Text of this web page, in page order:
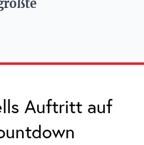
Auftritt auf